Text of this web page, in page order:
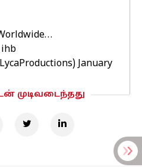
January
முடிவடைந்தது